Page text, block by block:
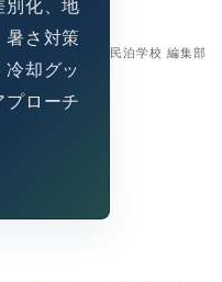
民泊学校 編集部
別化、地
暑さ対策
却グッ
プローチ